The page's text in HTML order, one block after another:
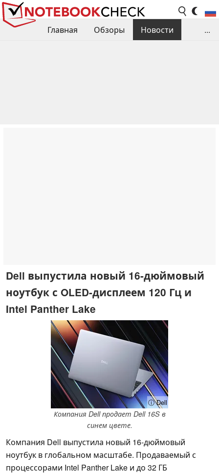
Главная Обзоры
Новости
...
Dell выпустила новый 16-дюймовый
ноутбук с OLED-дисплеем 120 Гц и
Intel Panther Lake
ⓘ Dell
Компания Dell продает Dell 16S в
синем цвете.
Компания Dell выпустила новый 16-дюймовый
ноутбук в глобальном масштабе. Продаваемый с
процессорами Intel Panther Lake и до 32 ГБ